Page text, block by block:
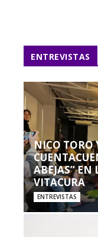
ENTREVISTAS
NICO TORO
ABEJAS” EN
VITACURA
ENTREVISTAS